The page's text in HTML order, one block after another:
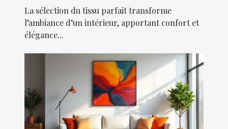
intérieure ?
La sélection du tissu parfait transforme
l’ambiance d’un intérieur, apportant confort et
élégance...